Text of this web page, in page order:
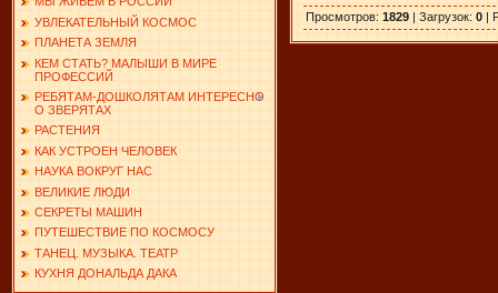
УВЛЕКАТЕЛЬНЫЙ КОСМОС
ПЛАНЕТА ЗЕМЛЯ
КЕМ СТАТЬ? МАЛЫШИ В МИРЕ
ПРОФЕССИЙ
РЕБЯТАМ-ДОШКОЛЯТАМ ИНТЕРЕСНО
О ЗВЕРЯТАХ
РАСТЕНИЯ
КАК УСТРОЕН ЧЕЛОВЕК
НАУКА ВОКРУГ НАС
ВЕЛИКИЕ ЛЮДИ
СЕКРЕТЫ МАШИН
ПУТЕШЕСТВИЕ ПО КОСМОСУ
ТАНЕЦ. МУЗЫКА. ТЕАТР
КУХНЯ ДОНАЛЬДА ДАКА
Просмотров: 1829 | Загрузок: 0 |